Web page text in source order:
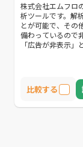
株式会社エムフロ
析ツールです。解
とが可能で、その
備わっているので
「広告が非表示」
比較する